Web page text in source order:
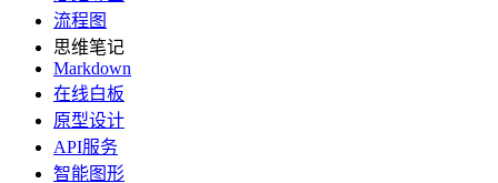
流程图
思维笔记
Markdown
在线白板
原型设计
API服务
智能图形